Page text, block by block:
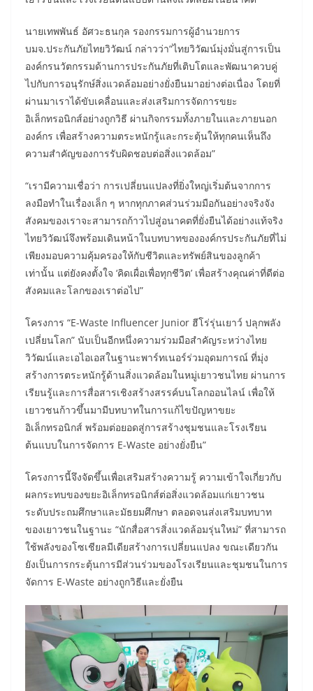
นายเทพพันธ์ อัศวะธนกุล รองกรรมการผู้อำนวยการ
บมจ.ประกันภัยไทยวิวัฒน์ กล่าวว่า“ไทยวิวัฒน์มุ่งมั่นสู่การเป็น
องค์กรนวัตกรรมด้านการประกันภัยที่เติบโตและพัฒนาควบคู่
ไปกับการอนุรักษ์สิ่งแวดล้อมอย่างยั่งยืนมาอย่างต่อเนื่อง โดยที่
ผ่านมาเราได้ขับเคลื่อนและส่งเสริมการจัดการขยะ
อิเล็กทรอนิกส์อย่างถูกวิธี ผ่านกิจกรรมทั้งภายในและภายนอก
องค์กร เพื่อสร้างความตระหนักรู้และกระตุ้นให้ทุกคนเห็นถึง
ความสำคัญของการรับผิดชอบต่อสิ่งแวดล้อม”
“เรามีความเชื่อว่า การเปลี่ยนแปลงที่ยิ่งใหญ่เริ่มต้นจากการ
ลงมือทำในเรื่องเล็ก ๆ หากทุกภาคส่วนร่วมมือกันอย่างจริงจัง
สังคมของเราจะสามารถก้าวไปสู่อนาคตที่ยั่งยืนได้อย่างแท้จริง
ไทยวิวัฒน์จึงพร้อมเดินหน้าในบทบาทขององค์กรประกันภัยที่ไม่
เพียงมอบความคุ้มครองให้กับชีวิตและทรัพย์สินของลูกค้า
เท่านั้น แต่ยังคงตั้งใจ ‘คิดเผื่อเพื่อทุกชีวิต’ เพื่อสร้างคุณค่าที่ดีต่อ
สังคมและโลกของเราต่อไป”
โครงการ “E-Waste Influencer Junior ฮีโร่รุ่นเยาว์ ปลุกพลัง
เปลี่ยนโลก” นับเป็นอีกหนึ่งความร่วมมือสำคัญระหว่างไทย
วิวัฒน์และเอไอเอสในฐานะพาร์ทเนอร์ร่วมอุดมการณ์ ที่มุ่ง
สร้างการตระหนักรู้ด้านสิ่งแวดล้อมในหมู่เยาวชนไทย ผ่านการ
เรียนรู้และการสื่อสารเชิงสร้างสรรค์บนโลกออนไลน์ เพื่อให้
เยาวชนก้าวขึ้นมามีบทบาทในการแก้ไขปัญหาขยะ
อิเล็กทรอนิกส์ พร้อมต่อยอดสู่การสร้างชุมชนและโรงเรียน
ต้นแบบในการจัดการ E-Waste อย่างยั่งยืน”
โครงการนี้จึงจัดขึ้นเพื่อเสริมสร้างความรู้ ความเข้าใจเกี่ยวกับ
ผลกระทบของขยะอิเล็กทรอนิกส์ต่อสิ่งแวดล้อมแก่เยาวชน
ระดับประถมศึกษาและมัธยมศึกษา ตลอดจนส่งเสริมบทบาท
ของเยาวชนในฐานะ “นักสื่อสารสิ่งแวดล้อมรุ่นใหม่” ที่สามารถ
ใช้พลังของโซเชียลมีเดียสร้างการเปลี่ยนแปลง ขณะเดียวกัน
ยังเป็นการกระตุ้นการมีส่วนร่วมของโรงเรียนและชุมชนในการ
จัดการ E-Waste อย่างถูกวิธีและยั่งยืน